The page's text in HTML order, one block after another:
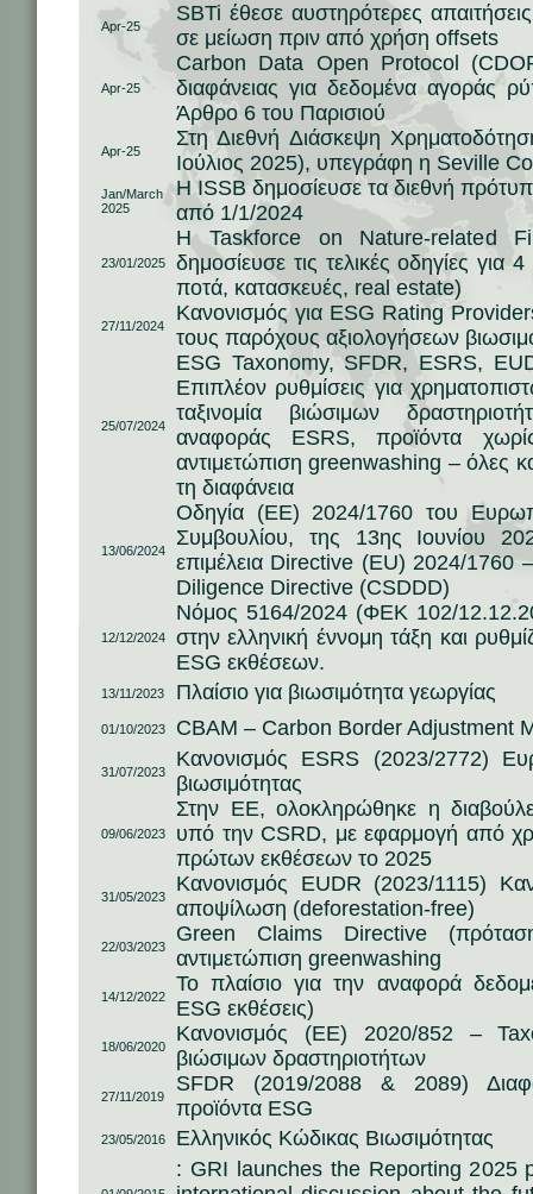
Apr-25
SBTi έθεσε αυστηρότερες
σε μείωση πριν από χρήση offsets
Apr-25
Carbon Data Open Protocol
διαφάνειας για δεδομένα αγοράς
Άρθρο 6 του Παρισιού
Apr-25
Στη Διεθνή Διάσκεψη
Ιούλιος 2025), υπεγράφη η Seville
Jan/March
2025
Η ISSB δημοσίευσε τα διεθνή
από 1/1/2024
23/01/2025
Η Taskforce on Nature‑related
δημοσίευσε τις τελικές οδηγίες για
ποτά, κατασκευές, real estate)
27/11/2024
Κανονισμός για ESG Rating
τους παρόχους αξιολογήσεων
25/07/2024
ESG Taxonomy, SFDR, ESRS,
Επιπλέον ρυθμίσεις για
ταξινομία βιώσιμων
αναφοράς ESRS, προϊόντα
αντιμετώπιση greenwashing – όλες
τη διαφάνεια
13/06/2024
Οδηγία (EE) 2024/1760 του
Συμβουλίου, της 13ης Ιουνίου
επιμέλεια Directive (EU) 2024/
Diligence Directive (CSDDD)
12/12/2024
Νόμος 5164/2024 (ΦΕΚ 102/
στην ελληνική έννομη τάξη και
ESG εκθέσεων.
13/11/2023 Πλαίσιο για βιωσιμότητα γεωργίας
01/10/2023 CBAM – Carbon Border Adjustment
31/07/2023
Κανονισμός ESRS (2023/2772)
βιωσιμότητας
09/06/2023
Στην ΕΕ, ολοκληρώθηκε η
υπό την CSRD, με εφαρμογή από
πρώτων εκθέσεων το 2025
31/05/2023
Κανονισμός ΕUDR (2023/1115)
αποψίλωση (deforestation-free)
22/03/2023
Green Claims Directive
αντιμετώπιση greenwashing
14/12/2022
Το πλαίσιο για την αναφορά
ESG εκθέσεις)
18/06/2020
Κανονισμός (ΕΕ) 2020/852 –
βιώσιμων δραστηριοτήτων
27/11/2019
SFDR (2019/2088 & 2089)
προϊόντα ESG
23/05/2016 Ελληνικός Κώδικας Βιωσιμότητας
: GRI launches the Reporting 2025